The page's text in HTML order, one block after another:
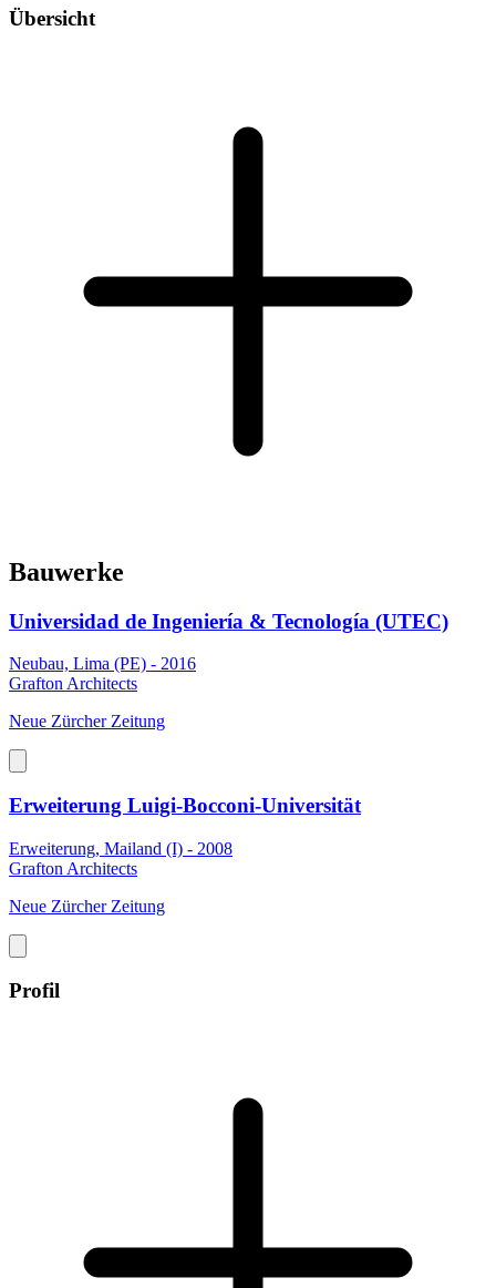
Übersicht
Bauwerke
Universidad de Ingeniería & Tecnología (UTEC)
Neubau, Lima (PE) - 2016
Grafton Architects
Neue Zürcher Zeitung
Erweiterung Luigi-Bocconi-Universität
Erweiterung, Mailand (I) - 2008
Grafton Architects
Neue Zürcher Zeitung
Profil